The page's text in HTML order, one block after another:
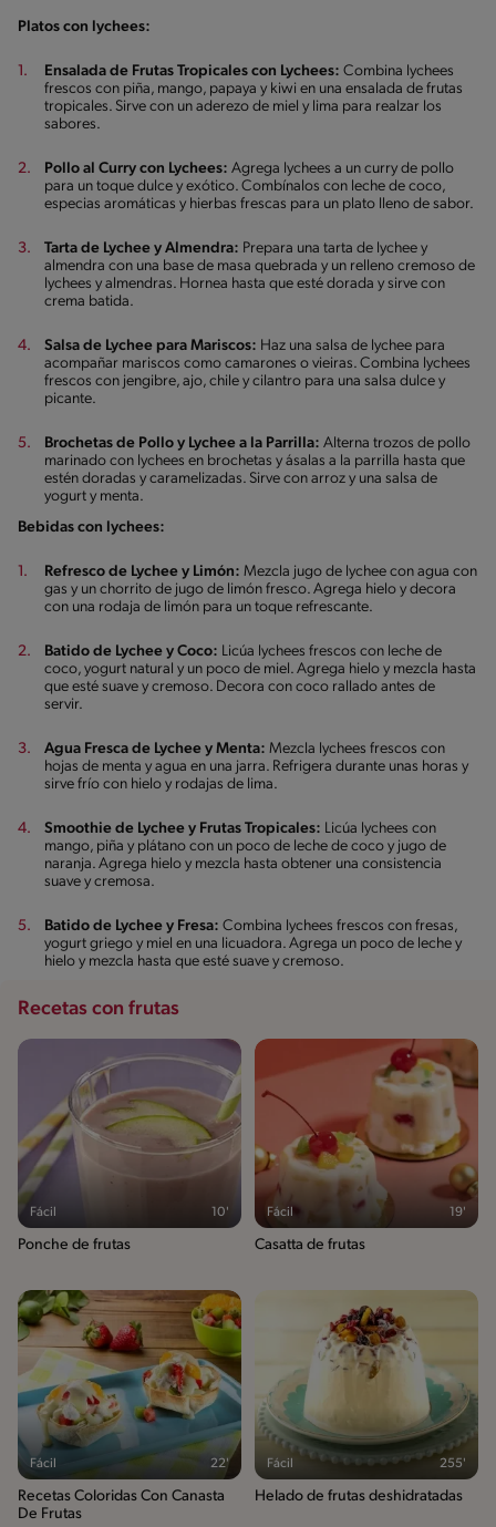
Platos con lychees:
Ensalada de Frutas Tropicales con Lychees: Combina lychees
frescos con piña, mango, papaya y kiwi en una ensalada de frutas
tropicales. Sirve con un aderezo de miel y lima para realzar los
sabores.
Pollo al Curry con Lychees: Agrega lychees a un curry de pollo
para un toque dulce y exótico. Combínalos con leche de coco,
especias aromáticas y hierbas frescas para un plato lleno de sabor.
Tarta de Lychee y Almendra: Prepara una tarta de lychee y
almendra con una base de masa quebrada y un relleno cremoso de
lychees y almendras. Hornea hasta que esté dorada y sirve con
crema batida.
Salsa de Lychee para Mariscos: Haz una salsa de lychee para
acompañar mariscos como camarones o vieiras. Combina lychees
frescos con jengibre, ajo, chile y cilantro para una salsa dulce y
picante.
Brochetas de Pollo y Lychee a la Parrilla: Alterna trozos de pollo
marinado con lychees en brochetas y ásalas a la parrilla hasta que
estén doradas y caramelizadas. Sirve con arroz y una salsa de
yogurt y menta.
Bebidas con lychees:
Refresco de Lychee y Limón: Mezcla jugo de lychee con agua con
gas y un chorrito de jugo de limón fresco. Agrega hielo y decora
con una rodaja de limón para un toque refrescante.
Batido de Lychee y Coco: Licúa lychees frescos con leche de
coco, yogurt natural y un poco de miel. Agrega hielo y mezcla hasta
que esté suave y cremoso. Decora con coco rallado antes de
servir.
Agua Fresca de Lychee y Menta: Mezcla lychees frescos con
hojas de menta y agua en una jarra. Refrigera durante unas horas y
sirve frío con hielo y rodajas de lima.
Smoothie de Lychee y Frutas Tropicales: Licúa lychees con
mango, piña y plátano con un poco de leche de coco y jugo de
naranja. Agrega hielo y mezcla hasta obtener una consistencia
suave y cremosa.
Batido de Lychee y Fresa: Combina lychees frescos con fresas,
yogurt griego y miel en una licuadora. Agrega un poco de leche y
hielo y mezcla hasta que esté suave y cremoso.
Recetas con frutas
Fácil 10'
Ponche de frutas
Fácil 19'
Casatta de frutas
Fácil 22'
Recetas Coloridas Con Canasta
De Frutas
Fácil 255'
Helado de frutas deshidratadas